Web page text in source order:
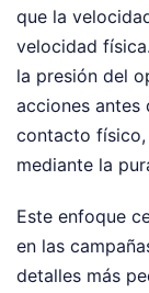
que la
velocidad
la presión del
acciones antes
contacto físico,
mediante la
Este enfoque
en las
detalles más